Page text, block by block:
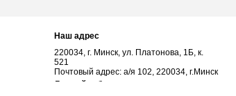
Наш адрес
220034, г. Минск, ул. Платонова, 1Б, к.
521
Почтовый адрес: а/я 102, 220034, г.Минск
Личный кабинет